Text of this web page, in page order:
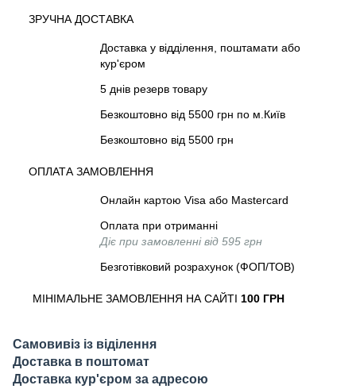
ЗРУЧНА ДОСТАВКА
Доставка у відділення, поштамати або
кур'єром
5 днів резерв товару
Безкоштовно від 5500 грн по м.Київ
Безкоштовно від 5500 грн
ОПЛАТА ЗАМОВЛЕННЯ
Онлайн картою Visa або Mastercard
Оплата при отриманні
Діє при замовленні від 595 грн
Безготівковий розрахунок (ФОП/ТОВ)
МІНІМАЛЬНЕ ЗАМОВЛЕННЯ НА САЙТІ 100 ГРН
Самовивіз із віділення
Доставка в поштомат
Доставка кур'єром за адресою